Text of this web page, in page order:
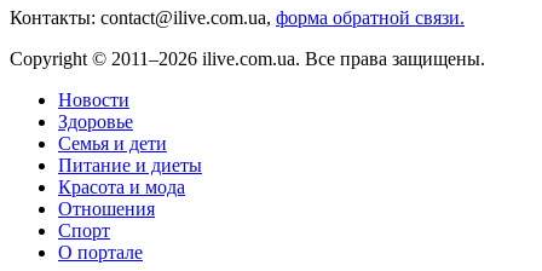
Контакты: contact@ilive.com.ua, форма обратной связи.
Copyright © 2011–2026 ilive.com.ua. Все права защищены.
Новости
Здоровье
Семья и дети
Питание и диеты
Красота и мода
Отношения
Спорт
О портале